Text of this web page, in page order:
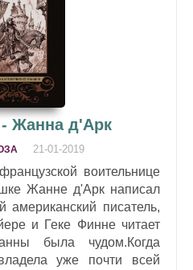
Жанна д'Арк
21-01-2019
воительнице
Жанне д'Арк написал
писатель,
и Геке Финне читает
была чудом.Когда
уже почти всей